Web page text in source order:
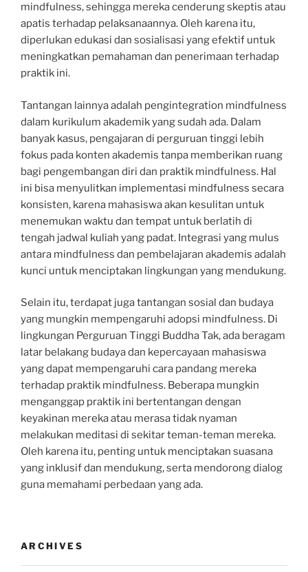
mindfulness, sehingga mereka cenderung skeptis atau
apatis terhadap pelaksanaannya. Oleh karena itu,
diperlukan edukasi dan sosialisasi yang efektif untuk
meningkatkan pemahaman dan penerimaan terhadap
praktik ini.
Tantangan lainnya adalah pengintegration mindfulness
dalam kurikulum akademik yang sudah ada. Dalam
banyak kasus, pengajaran di perguruan tinggi lebih
fokus pada konten akademis tanpa memberikan ruang
bagi pengembangan diri dan praktik mindfulness. Hal
ini bisa menyulitkan implementasi mindfulness secara
konsisten, karena mahasiswa akan kesulitan untuk
menemukan waktu dan tempat untuk berlatih di
tengah jadwal kuliah yang padat. Integrasi yang mulus
antara mindfulness dan pembelajaran akademis adalah
kunci untuk menciptakan lingkungan yang mendukung.
Selain itu, terdapat juga tantangan sosial dan budaya
yang mungkin mempengaruhi adopsi mindfulness. Di
lingkungan Perguruan Tinggi Buddha Tak, ada beragam
latar belakang budaya dan kepercayaan mahasiswa
yang dapat mempengaruhi cara pandang mereka
terhadap praktik mindfulness. Beberapa mungkin
menganggap praktik ini bertentangan dengan
keyakinan mereka atau merasa tidak nyaman
melakukan meditasi di sekitar teman-teman mereka.
Oleh karena itu, penting untuk menciptakan suasana
yang inklusif dan mendukung, serta mendorong dialog
guna memahami perbedaan yang ada.
ARCHIVES